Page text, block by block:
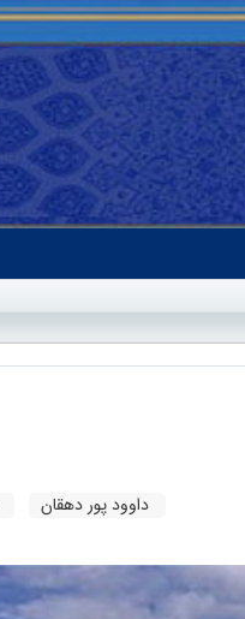
داوود پور دهقان